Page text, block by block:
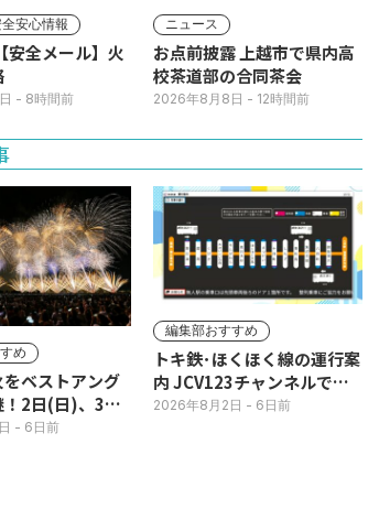
安心情報
安全メール】火
- 8時間前
ニュース
お点前披露 上越市で県内高
校茶道部の合同茶会
2026年8月8日 - 12時間前
め
ベストアング
！2日(日)、3日
- 6日前
編集部おすすめ
トキ鉄･ほくほく線の運行案
内 JCV123チャンネルで平
日毎朝表示
2026年8月2日 - 6日前